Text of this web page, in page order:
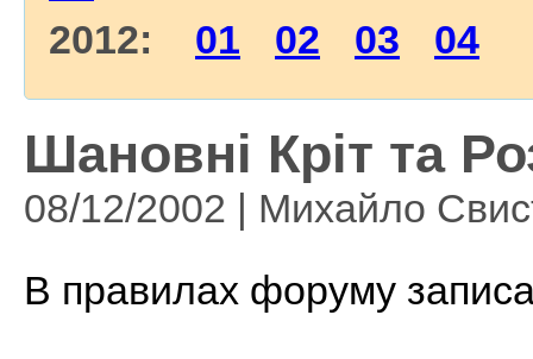
2012: 01 02 03 04
Шановні Кріт та
08/12/2002 | Михайло
В правилах форуму